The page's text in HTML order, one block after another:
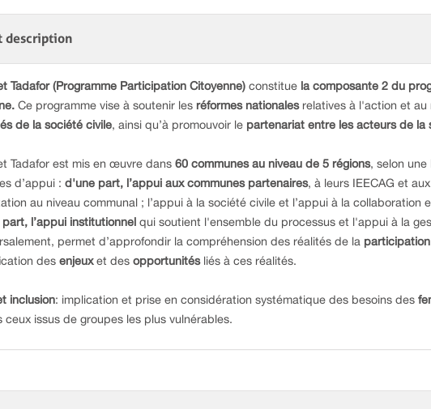
description
Tadafor (Programme Participation Citoyenne) constituela composante 2 du
Ce programme vise à soutenir les réformes nationalesrelatives à l'action et au
de la société civile, ainsi qu’à promouvoir le partenariat entre les acteurs de la
Tadafor est mis en œuvre dans 60 communes au niveau de 5 régions, selon
d’appui : d'une part, l’appui aux communes partenaires, à leurs IEECAG et
au niveau communal ; l’appui à la société civile et l’appui à la collaboration
l’appui institutionnelqui soutient l'ensemble du processus et l'appui à la
permet d’approfondir la compréhension des réalités de la
des enjeuxet des opportunitésliés à ces réalités.
inclusion: implication et prise en considération systématique des besoins des
ceux issus de groupes les plus vulnérables.